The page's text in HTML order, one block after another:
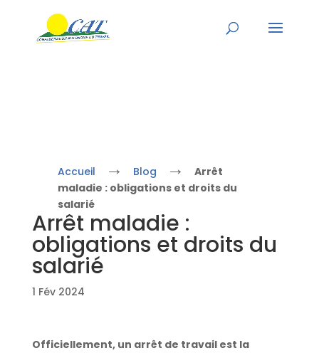
Accueil → Blog →
Arrêt
maladie : obligations et droits du
salarié
Arrêt maladie :
obligations et droits du
salarié
1 Fév 2024
Officiellement, un arrêt de travail est la